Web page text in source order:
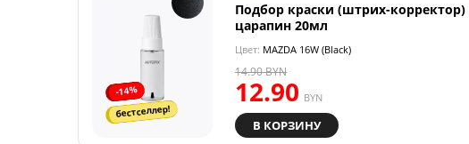
-14%
бестселлер!
Подбор краски (штрих-корректор)
царапин 20мл
Цвет: MAZDA 16W (Black)
12.90 BYN
14.90BYN
В КОРЗИНУ